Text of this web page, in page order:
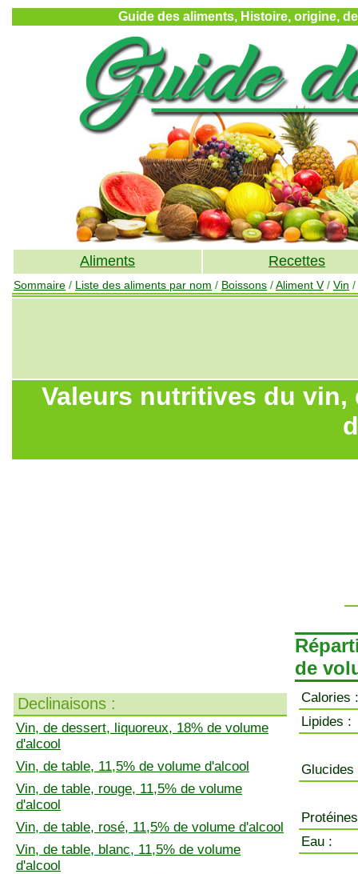
Guide des aliments, Histoire, origine,
Aliments Recettes
Sommaire / Liste des aliments par nom / Boissons /Aliment V/ Vin /
Valeurs nutritives du vin,
Declinaisons :
Vin, de dessert, liquoreux, 18% de volume
d'alcool
Vin, de table, 11,5% de volume d'alcool
Vin, de table, rouge, 11,5% de volume
d'alcool
Vin, de table, rosé, 11,5% de volume d'alcool
Vin, de table, blanc, 11,5% de volume
d'alcool
de
Calories :
Lipides :
Glucides
Eau :